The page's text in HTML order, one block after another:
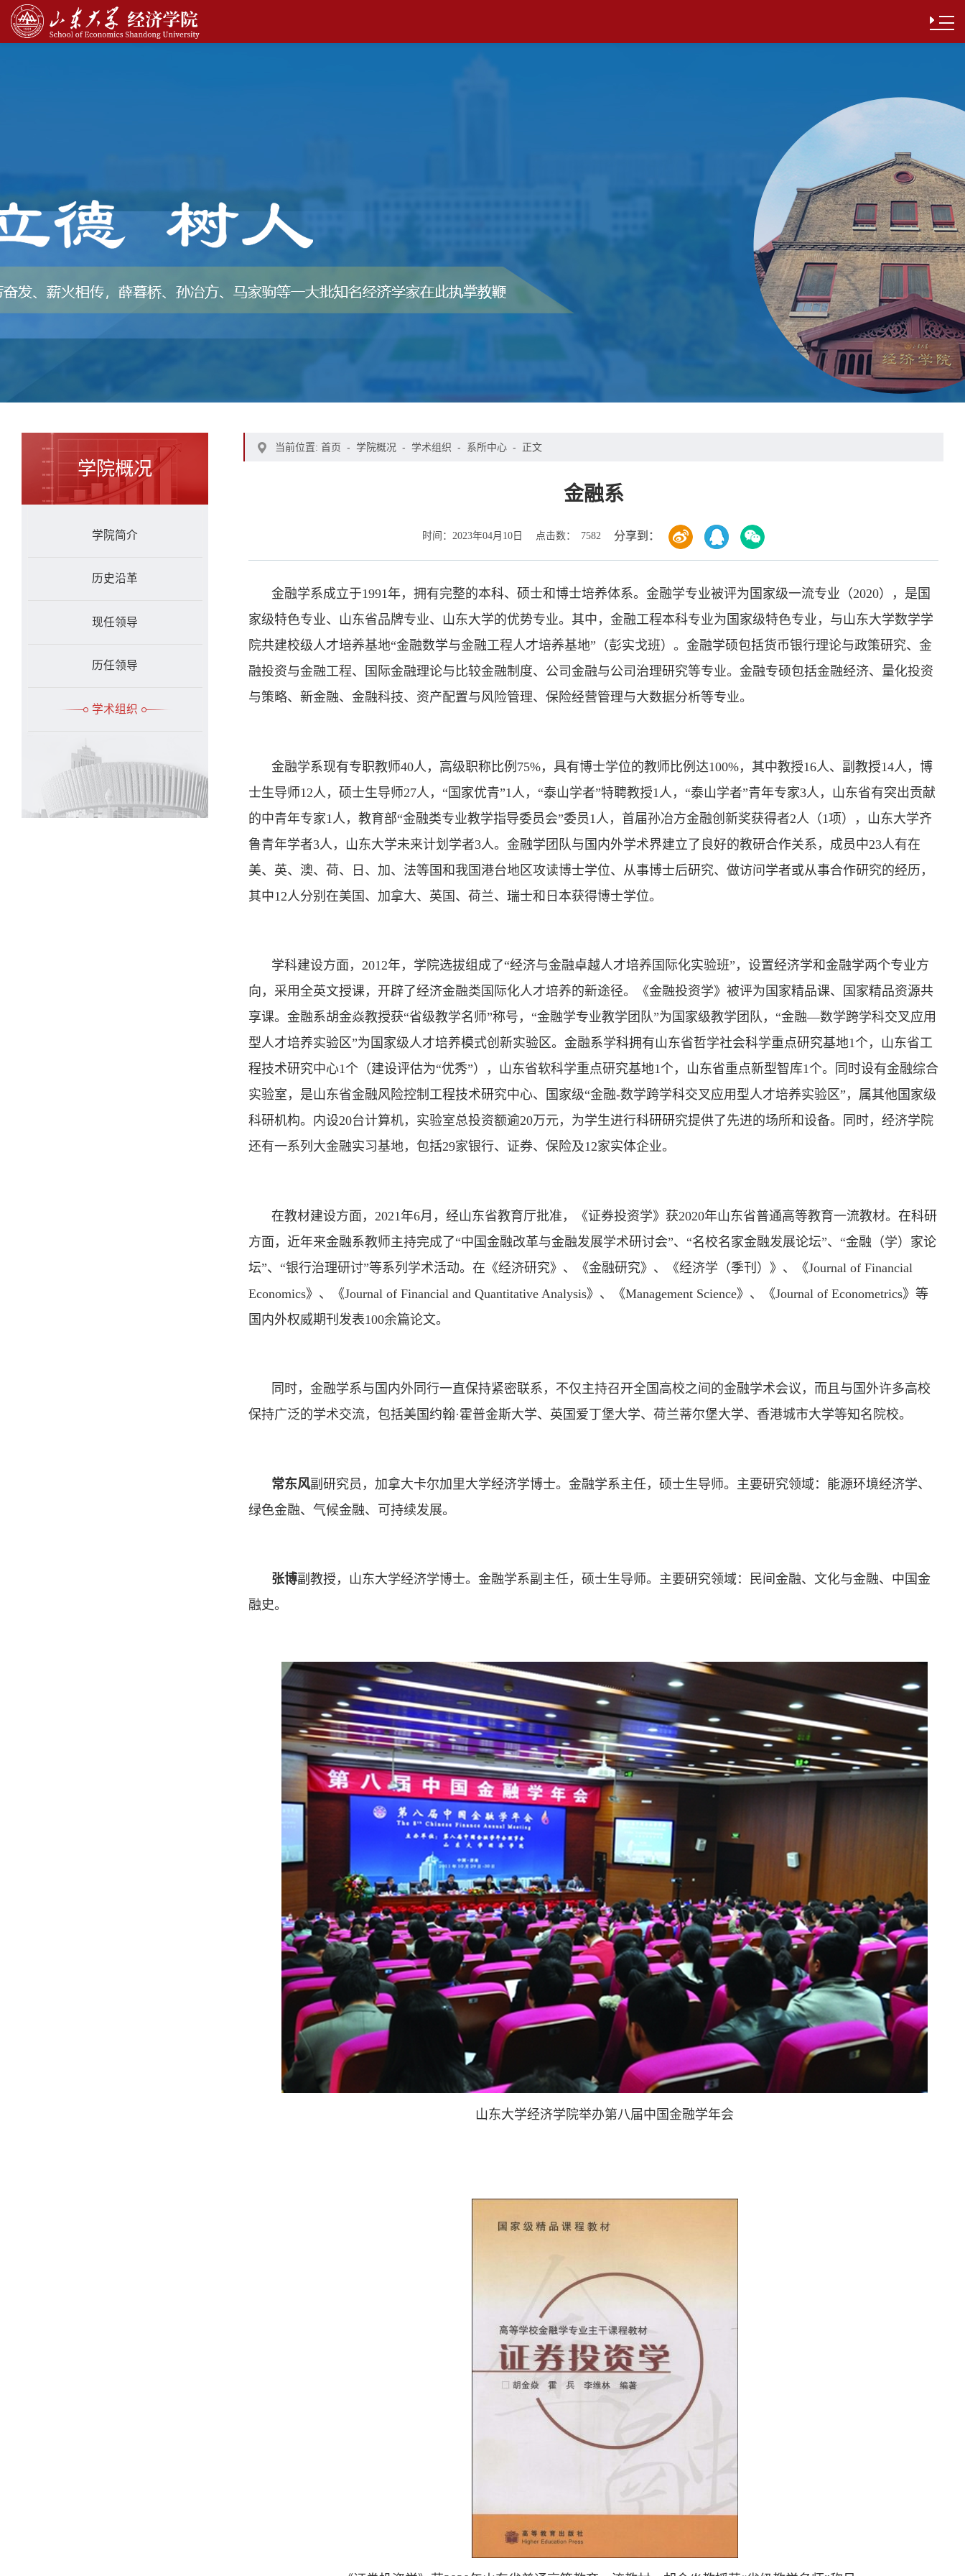
学院概况
学院简介
历史沿革
现任领导
历任领导
学术组织
当前位置: 首页 - 学院概况 - 学术组织 - 系所中心 - 正文
金融系
时间： 2023年04月10日 点击数： 7582 分享到：
金融学系成立于1991年，拥有完整的本科、硕士和博士培养体系。金融学专业被评为国家级一流专业（2020），是国
家级特色专业、山东省品牌专业、山东大学的优势专业。其中，金融工程本科专业为国家级特色专业，与山东大学数学学
院共建校级人才培养基地“金融数学与金融工程人才培养基地”（彭实戈班）。金融学硕包括货币银行理论与政策研究、金
融投资与金融工程、国际金融理论与比较金融制度、公司金融与公司治理研究等专业。金融专硕包括金融经济、量化投资
与策略、新金融、金融科技、资产配置与风险管理、保险经营管理与大数据分析等专业。
金融学系现有专职教师40人，高级职称比例75%，具有博士学位的教师比例达100%，其中教授16人、副教授14人，博
士生导师12人，硕士生导师27人，“国家优青”1人，“泰山学者”特聘教授1人，“泰山学者”青年专家3人，山东省有突出贡献
的中青年专家1人，教育部“金融类专业教学指导委员会”委员1人，首届孙冶方金融创新奖获得者2人（1项），山东大学齐
鲁青年学者3人，山东大学未来计划学者3人。金融学团队与国内外学术界建立了良好的教研合作关系，成员中23人有在
美、英、澳、荷、日、加、法等国和我国港台地区攻读博士学位、从事博士后研究、做访问学者或从事合作研究的经历，
其中12人分别在美国、加拿大、英国、荷兰、瑞士和日本获得博士学位。
学科建设方面，2012年，学院选拔组成了“经济与金融卓越人才培养国际化实验班”，设置经济学和金融学两个专业方
向，采用全英文授课，开辟了经济金融类国际化人才培养的新途径。《金融投资学》被评为国家精品课、国家精品资源共
享课。金融系胡金焱教授获“省级教学名师”称号，“金融学专业教学团队”为国家级教学团队，“金融—数学跨学科交叉应用
型人才培养实验区”为国家级人才培养模式创新实验区。金融系学科拥有山东省哲学社会科学重点研究基地1个，山东省工
程技术研究中心1个（建设评估为“优秀”），山东省软科学重点研究基地1个，山东省重点新型智库1个。同时设有金融综合
实验室，是山东省金融风险控制工程技术研究中心、国家级“金融-数学跨学科交叉应用型人才培养实验区”，属其他国家级
科研机构。内设20台计算机，实验室总投资额逾20万元，为学生进行科研研究提供了先进的场所和设备。同时，经济学院
还有一系列大金融实习基地，包括29家银行、证券、保险及12家实体企业。
在教材建设方面，2021年6月，经山东省教育厅批准，《证券投资学》获2020年山东省普通高等教育一流教材。在科研
方面，近年来金融系教师主持完成了“中国金融改革与金融发展学术研讨会”、“名校名家金融发展论坛”、“金融（学）家论
坛”、“银行治理研讨”等系列学术活动。在《经济研究》、《金融研究》、《经济学（季刊）》、《Journal of Financial
Economics》、《Journal of Financial and Quantitative Analysis》、《Management Science》、《Journal of Econometrics》等
国内外权威期刊发表100余篇论文。
同时，金融学系与国内外同行一直保持紧密联系，不仅主持召开全国高校之间的金融学术会议，而且与国外许多高校
保持广泛的学术交流，包括美国约翰·霍普金斯大学、英国爱丁堡大学、荷兰蒂尔堡大学、香港城市大学等知名院校。
常东风副研究员，加拿大卡尔加里大学经济学博士。金融学系主任，硕士生导师。主要研究领域：能源环境经济学、
绿色金融、气候金融、可持续发展。
张博副教授，山东大学经济学博士。金融学系副主任，硕士生导师。主要研究领域：民间金融、文化与金融、中国金
融史。
山东大学经济学院举办第八届中国金融学年会